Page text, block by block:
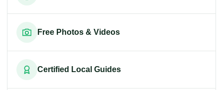
Free Photos & Videos
Certified Local Guides